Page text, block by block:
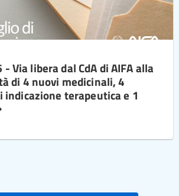
Via libera dal CdA di AIFA alla
di 4 nuovi medicinali, 4
terapeutica e 1